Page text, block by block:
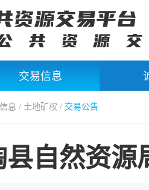
交易信息
息 / 土地矿权 / 交易公告
县自然资